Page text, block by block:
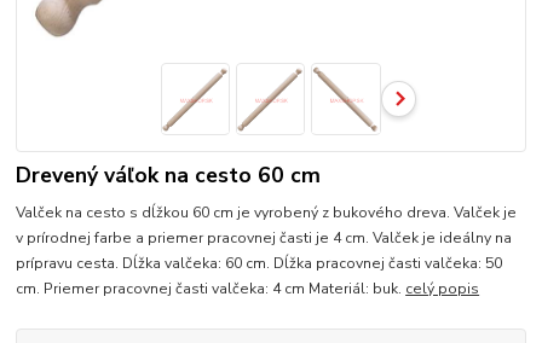
Drevený váľok na cesto 60 cm
Valček na cesto s dĺžkou 60 cm je vyrobený z bukového dreva. Valček je
v prírodnej farbe a priemer pracovnej časti je 4 cm. Valček je ideálny na
prípravu cesta. Dĺžka valčeka: 60 cm. Dĺžka pracovnej časti valčeka: 50
cm. Priemer pracovnej časti valčeka: 4 cm Materiál: buk. celý popis